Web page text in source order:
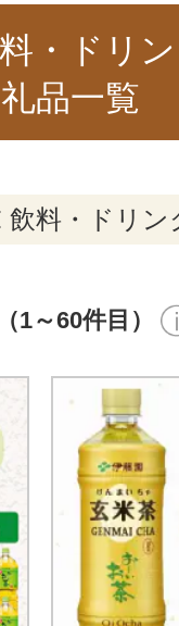
・ドリ
品一覧
飲料・ドリン
1～60件目）